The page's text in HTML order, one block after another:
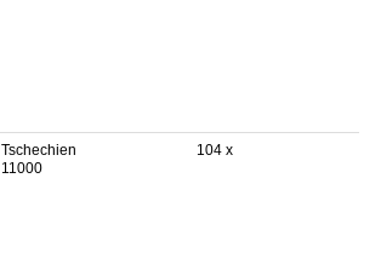
Tschechien
11000
104 x